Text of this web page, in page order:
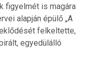
figyelmét is magára
alapján épülő „A
felkeltette,
egyedülálló